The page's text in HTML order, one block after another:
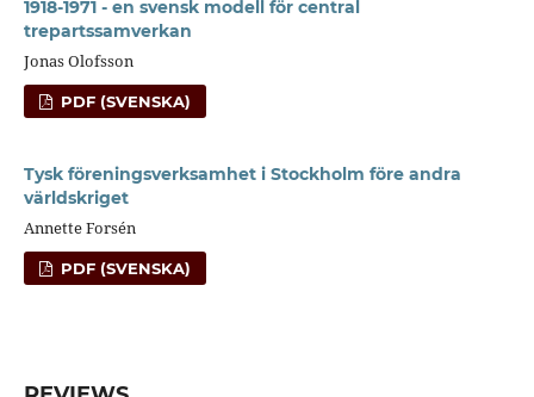
1918-1971 - en svensk modell för central
trepartssamverkan
Jonas Olofsson
PDF (SVENSKA)
Tysk föreningsverksamhet i Stockholm före andra
världskriget
Annette Forsén
PDF (SVENSKA)